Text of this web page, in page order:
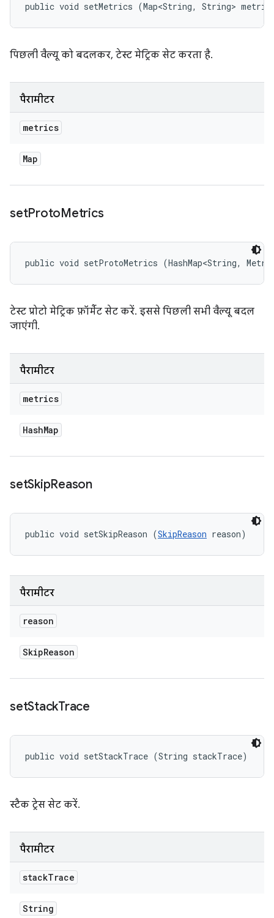
public void setMetrics (Map<String, String>
पिछली वैल्यू को बदलकर, टेस्ट मेट्रिक सेट करता है.
पैरामीटर
metrics
Map
setProtoMetrics
public void setProtoMetrics (HashMap<String,
टेस्ट प्रोटो मेट्रिक फ़ॉर्मैट सेट करें. इससे पिछली सभी वैल्यू बदल
जाएंगी.
पैरामीटर
metrics
HashMap
setSkipReason
public void setSkipReason (SkipReason reason)
पैरामीटर
reason
SkipReason
setStackTrace
public void setStackTrace (String stackTrace)
स्टैक ट्रेस सेट करें.
पैरामीटर
stackTrace
String